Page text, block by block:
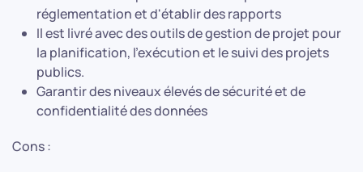
réglementation et d'établir des rapports
Il est livré avec des outils de gestion de projet pour
la planification, l'exécution et le suivi des projets
publics.
Garantir des niveaux élevés de sécurité et de
confidentialité des données
Cons :